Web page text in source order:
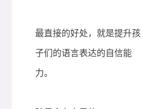
最直接的好处，就是提升孩
子们的语言表达的自信能
力。